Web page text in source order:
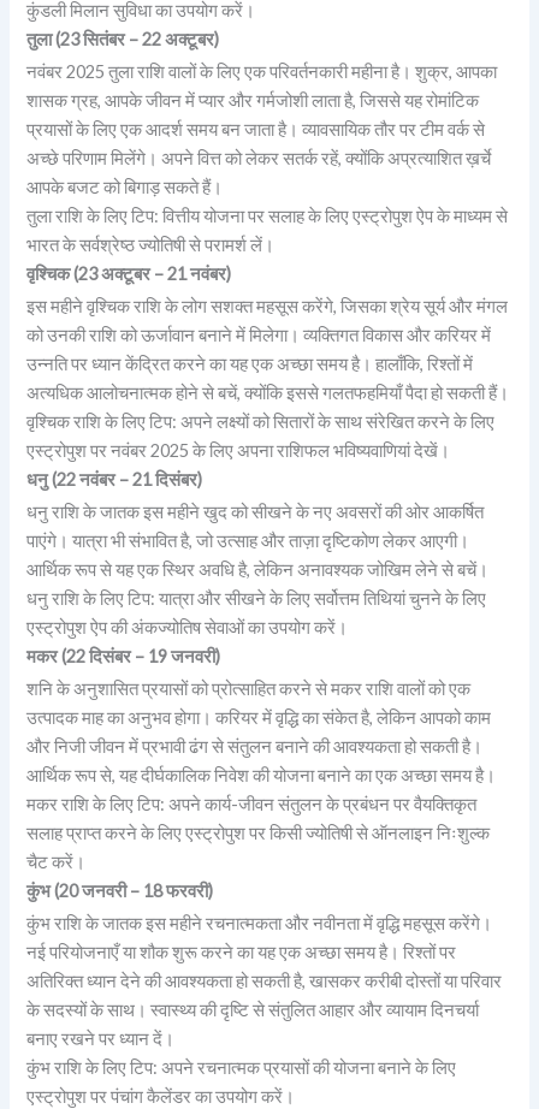
कुंडली मिलान सुविधा का उपयोग करें।
तुला (23 सितंबर – 22 अक्टूबर)
नवंबर 2025 तुला राशि वालों के लिए एक परिवर्तनकारी महीना है। शुक्र, आपका
शासक ग्रह, आपके जीवन में प्यार और गर्मजोशी लाता है, जिससे यह रोमांटिक
प्रयासों के लिए एक आदर्श समय बन जाता है। व्यावसायिक तौर पर टीम वर्क से
अच्छे परिणाम मिलेंगे। अपने वित्त को लेकर सतर्क रहें, क्योंकि अप्रत्याशित ख़र्चे
आपके बजट को बिगाड़ सकते हैं।
तुला राशि के लिए टिप: वित्तीय योजना पर सलाह के लिए एस्ट्रोपुश ऐप के माध्यम से
भारत के सर्वश्रेष्ठ ज्योतिषी से परामर्श लें।
वृश्चिक (23 अक्टूबर – 21 नवंबर)
इस महीने वृश्चिक राशि के लोग सशक्त महसूस करेंगे, जिसका श्रेय सूर्य और मंगल
को उनकी राशि को ऊर्जावान बनाने में मिलेगा। व्यक्तिगत विकास और करियर में
उन्नति पर ध्यान केंद्रित करने का यह एक अच्छा समय है। हालाँकि, रिश्तों में
अत्यधिक आलोचनात्मक होने से बचें, क्योंकि इससे गलतफहमियाँ पैदा हो सकती हैं।
वृश्चिक राशि के लिए टिप: अपने लक्ष्यों को सितारों के साथ संरेखित करने के लिए
एस्ट्रोपुश पर नवंबर 2025 के लिए अपना राशिफल भविष्यवाणियां देखें।
धनु (22 नवंबर – 21 दिसंबर)
धनु राशि के जातक इस महीने खुद को सीखने के नए अवसरों की ओर आकर्षित
पाएंगे। यात्रा भी संभावित है, जो उत्साह और ताज़ा दृष्टिकोण लेकर आएगी।
आर्थिक रूप से यह एक स्थिर अवधि है, लेकिन अनावश्यक जोखिम लेने से बचें।
धनु राशि के लिए टिप: यात्रा और सीखने के लिए सर्वोत्तम तिथियां चुनने के लिए
एस्ट्रोपुश ऐप की अंकज्योतिष सेवाओं का उपयोग करें।
मकर (22 दिसंबर – 19 जनवरी)
शनि के अनुशासित प्रयासों को प्रोत्साहित करने से मकर राशि वालों को एक
उत्पादक माह का अनुभव होगा। करियर में वृद्धि का संकेत है, लेकिन आपको काम
और निजी जीवन में प्रभावी ढंग से संतुलन बनाने की आवश्यकता हो सकती है।
आर्थिक रूप से, यह दीर्घकालिक निवेश की योजना बनाने का एक अच्छा समय है।
मकर राशि के लिए टिप: अपने कार्य-जीवन संतुलन के प्रबंधन पर वैयक्तिकृत
सलाह प्राप्त करने के लिए एस्ट्रोपुश पर किसी ज्योतिषी से ऑनलाइन निःशुल्क
चैट करें।
कुंभ (20 जनवरी – 18 फरवरी)
कुंभ राशि के जातक इस महीने रचनात्मकता और नवीनता में वृद्धि महसूस करेंगे।
नई परियोजनाएँ या शौक शुरू करने का यह एक अच्छा समय है। रिश्तों पर
अतिरिक्त ध्यान देने की आवश्यकता हो सकती है, खासकर करीबी दोस्तों या परिवार
के सदस्यों के साथ। स्वास्थ्य की दृष्टि से संतुलित आहार और व्यायाम दिनचर्या
बनाए रखने पर ध्यान दें।
कुंभ राशि के लिए टिप: अपने रचनात्मक प्रयासों की योजना बनाने के लिए
एस्ट्रोपुश पर पंचांग कैलेंडर का उपयोग करें।